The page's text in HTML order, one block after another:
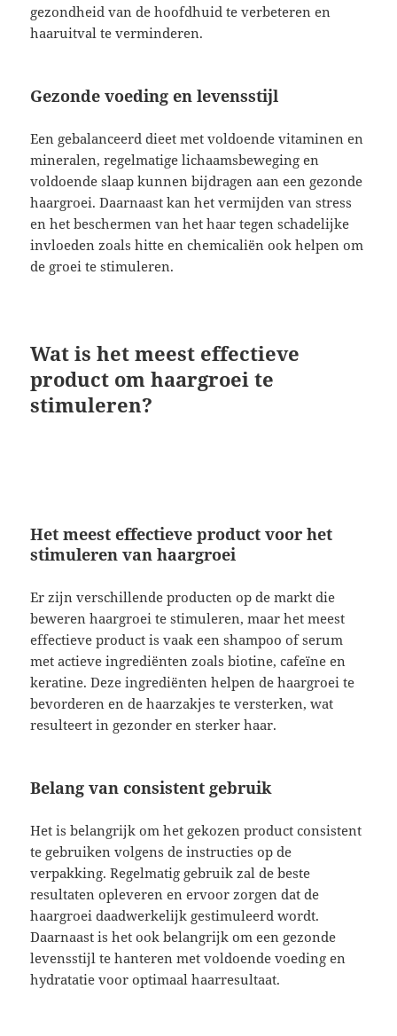
gezondheid van de hoofdhuid te verbeteren en
haaruitval te verminderen.
Gezonde voeding en levensstijl
Een gebalanceerd dieet met voldoende vitaminen en
mineralen, regelmatige lichaamsbeweging en
voldoende slaap kunnen bijdragen aan een gezonde
haargroei. Daarnaast kan het vermijden van stress
en het beschermen van het haar tegen schadelijke
invloeden zoals hitte en chemicaliën ook helpen om
de groei te stimuleren.
Wat is het meest effectieve
product om haargroei te
stimuleren?
Het meest effectieve product voor het
stimuleren van haargroei
Er zijn verschillende producten op de markt die
beweren haargroei te stimuleren, maar het meest
effectieve product is vaak een shampoo of serum
met actieve ingrediënten zoals biotine, cafeïne en
keratine. Deze ingrediënten helpen de haargroei te
bevorderen en de haarzakjes te versterken, wat
resulteert in gezonder en sterker haar.
Belang van consistent gebruik
Het is belangrijk om het gekozen product consistent
te gebruiken volgens de instructies op de
verpakking. Regelmatig gebruik zal de beste
resultaten opleveren en ervoor zorgen dat de
haargroei daadwerkelijk gestimuleerd wordt.
Daarnaast is het ook belangrijk om een gezonde
levensstijl te hanteren met voldoende voeding en
hydratatie voor optimaal haarresultaat.